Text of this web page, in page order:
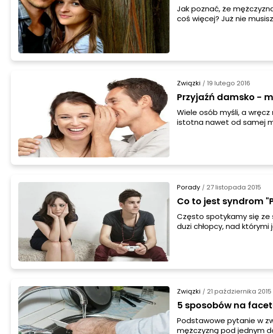
Jak poznać, że
coś więcej? Już nie
Związki / 19 lutego 2016
Przyjaźń damsko -
Wiele osób myśli, a
istotna nawet od samej
Porady / 27 listopada 2015
Co to jest syndrom
Często spotykamy się ze
duzi chłopcy, nad
Związki / 21 października 2015
5 sposobów na
Podstawowe pytanie w
mężczyzną pod jednym